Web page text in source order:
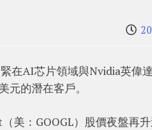
在AI芯片領域與Nvidia英偉
元的潛在客戶。
美：GOOGL）股價夜盤再